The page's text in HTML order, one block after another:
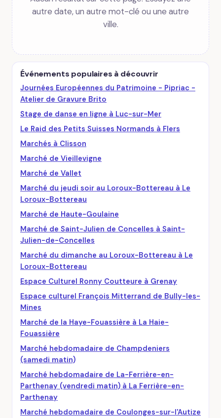
autre date, un autre mot-clé ou une autre
ville.
Événements populaires à découvrir
Journées Européennes du Patrimoine - Pipriac -
Atelier de Gravure Brito
Stage de danse en ligne à Luc-sur-Mer
Le Raid des Petits Suisses Normands à Flers
Marchés à Clisson
Marché de Vieillevigne
Marché de Vallet
Marché du jeudi soir au Loroux-Bottereau à Le
Loroux-Bottereau
Marché de Haute-Goulaine
Marché de Saint-Julien de Concelles à Saint-
Julien-de-Concelles
Marché du dimanche au Loroux-Bottereau à Le
Loroux-Bottereau
Espace Culturel Ronny Coutteure à Grenay
Espace culturel François Mitterrand de Bully-les-
Mines
Marché de la Haye-Fouassière à La Haie-
Fouassière
Marché hebdomadaire de Champdeniers
(samedi matin)
Marché hebdomadaire de La-Ferrière-en-
Parthenay (vendredi matin) à La Ferrière-en-
Parthenay
Marché hebdomadaire de Coulonges-sur-l'Autize